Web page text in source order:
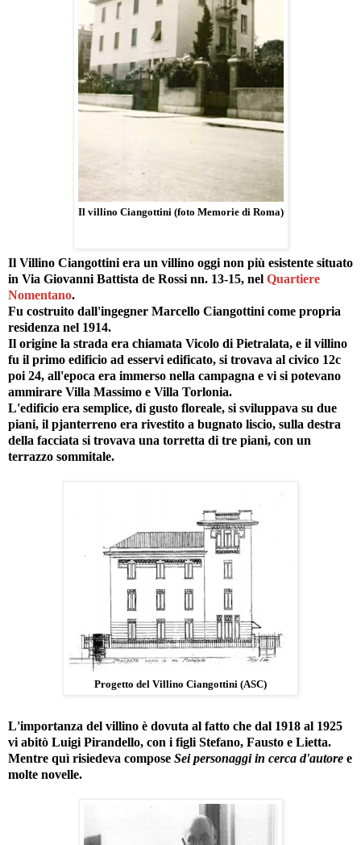
Il villino Ciangottini (foto Memorie di Roma)
Il Villino Ciangottini era un villino oggi non più esistente situato
in Via Giovanni Battista de Rossi nn. 13-15, nel Quartiere
Nomentano.
Fu costruito dall'ingegner Marcello Ciangottini come propria
residenza nel 1914.
Il origine la strada era chiamata Vicolo di Pietralata, e il villino
fu il primo edificio ad esservi edificato, si trovava al civico 12c
poi 24, all'epoca era immerso nella campagna e vi si potevano
ammirare Villa Massimo e Villa Torlonia.
L'edificio era semplice, di gusto floreale, si sviluppava su due
piani, il pjanterreno era rivestito a bugnato liscio, sulla destra
della facciata si trovava una torretta di tre piani, con un
terrazzo sommitale.
Progetto del Villino Ciangottini (ASC)
L'importanza del villino è dovuta al fatto che dal 1918 al 1925
vi abitò Luigi Pirandello, con i figli Stefano, Fausto e Lietta.
Mentre quì risiedeva compose Sei personaggi in cerca d'autore e
molte novelle.